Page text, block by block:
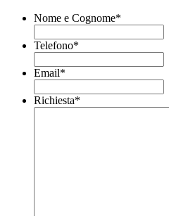
Nome e Cognome*
Telefono*
Email*
Richiesta*